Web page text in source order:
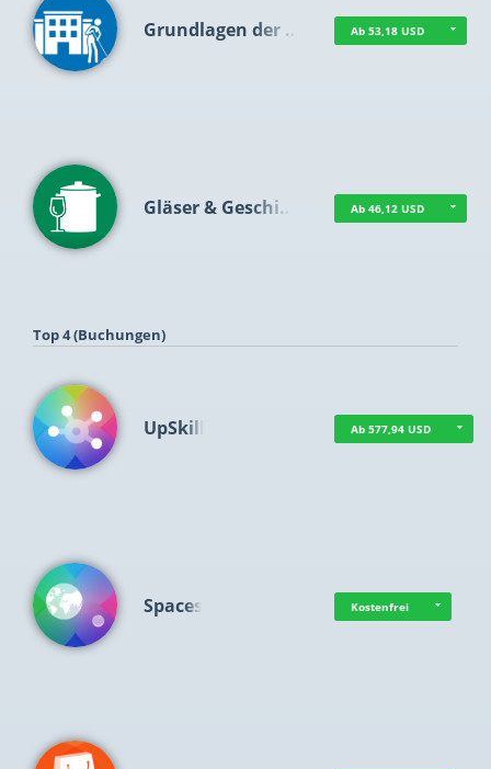
Grundlagen der … Ab 53,18 USD
Gläser & Geschi… Ab 46,12 USD
Top 4 (Buchungen)
UpSkill Ab 577,94 USD
Spaces Kostenfrei